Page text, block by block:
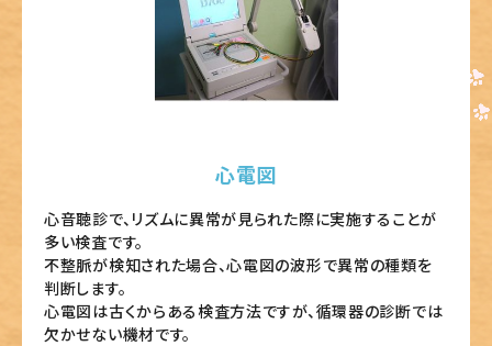
心電図
心音聴診で、リズムに異常が見られた際に実施することが
多い検査です。
不整脈が検知された場合、心電図の波形で異常の種類を
判断します。
心電図は古くからある検査方法ですが、循環器の診断では
欠かせない機材です。